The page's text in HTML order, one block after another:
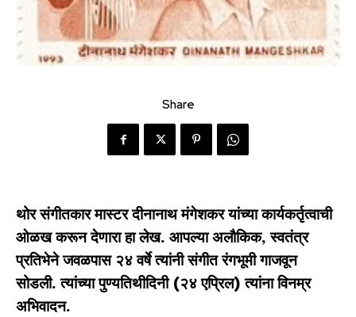
Share
थोर संगीतकार मास्टर दीनानाथ मंगेशकर यांच्या कार्यकर्तृत्वाची
ओळख करून देणारा हा लेख. आपल्या अलौकिक, स्वतंत्र
प्रतिभेने जवळपास २४ वर्षे त्यांनी संगीत रंगभूमी गाजवून
सोडली. त्यांच्या पुण्यतिथीदिनी (२४ एप्रिल) त्यांना विनम्र
अभिवादन.